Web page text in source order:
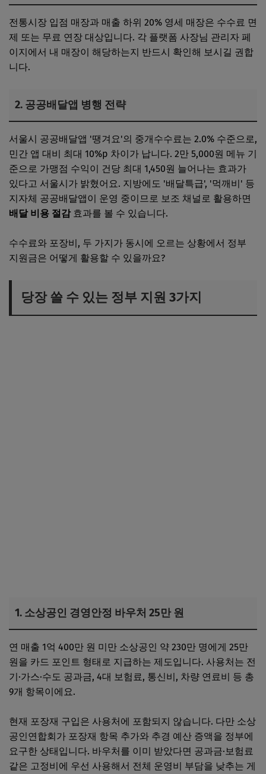
전통시장 입점 매장과 매출 하위 20% 영세 매장은 수수료 면
제 또는 무료 연장 대상입니다. 각 플랫폼 사장님 관리자 페
이지에서 내 매장이 해당하는지 반드시 확인해 보시길 권합
니다.
2. 공공배달앱 병행 전략
서울시 공공배달앱 '땡겨요'의 중개수수료는 2.0% 수준으로,
민간 앱 대비 최대 10%p 차이가 납니다. 2만 5,000원 메뉴 기
준으로 가맹점 수익이 건당 최대 1,450원 늘어나는 효과가
있다고 서울시가 밝혔어요. 지방에도 '배달특급', '먹깨비' 등
지자체 공공배달앱이 운영 중이므로 보조 채널로 활용하면
배달 비용 절감효과를 볼 수 있습니다.
수수료와 포장비, 두 가지가 동시에 오르는 상황에서 정부
지원금은 어떻게 활용할 수 있을까요?
당장 쓸 수 있는 정부 지원 3가지
1. 소상공인 경영안정 바우처 25만 원
연 매출 1억 400만 원 미만 소상공인 약 230만 명에게 25만
원을 카드 포인트 형태로 지급하는 제도입니다. 사용처는 전
기·가스·수도 공과금, 4대 보험료, 통신비, 차량 연료비 등 총
9개 항목이에요.
현재 포장재 구입은 사용처에 포함되지 않습니다. 다만 소상
공인연합회가 포장재 항목 추가와 추경 예산 증액을 정부에
요구한 상태입니다. 바우처를 이미 받았다면 공과금·보험료
같은 고정비에 우선 사용해서 전체 운영비 부담을 낮추는 게